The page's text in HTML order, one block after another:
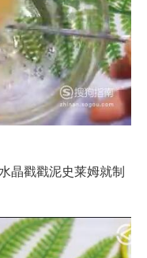
晶戳戳泥史莱姆就制